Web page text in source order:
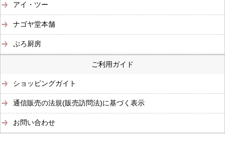
アイ・ツー
ナゴヤ堂本舗
ぷろ厨房
ご利用ガイド
ショッピングガイト
通信販売の法規(販売訪問法)に基づく表示
お問い合わせ